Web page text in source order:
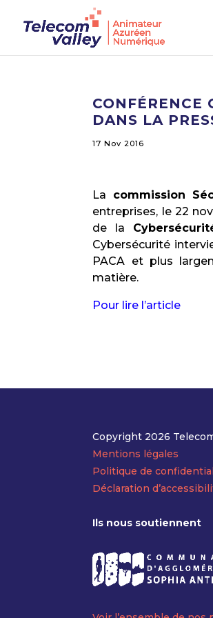
CONFÉRENCE
DANS LA
17 Nov 2016
La commission
entreprises, le 22
de la
Cybersécurité
PACA et plus
matière.
Pour lire l’article
Copyright 2026
Mentions légales
Politique de
Déclaration
Ils nous soutiennent